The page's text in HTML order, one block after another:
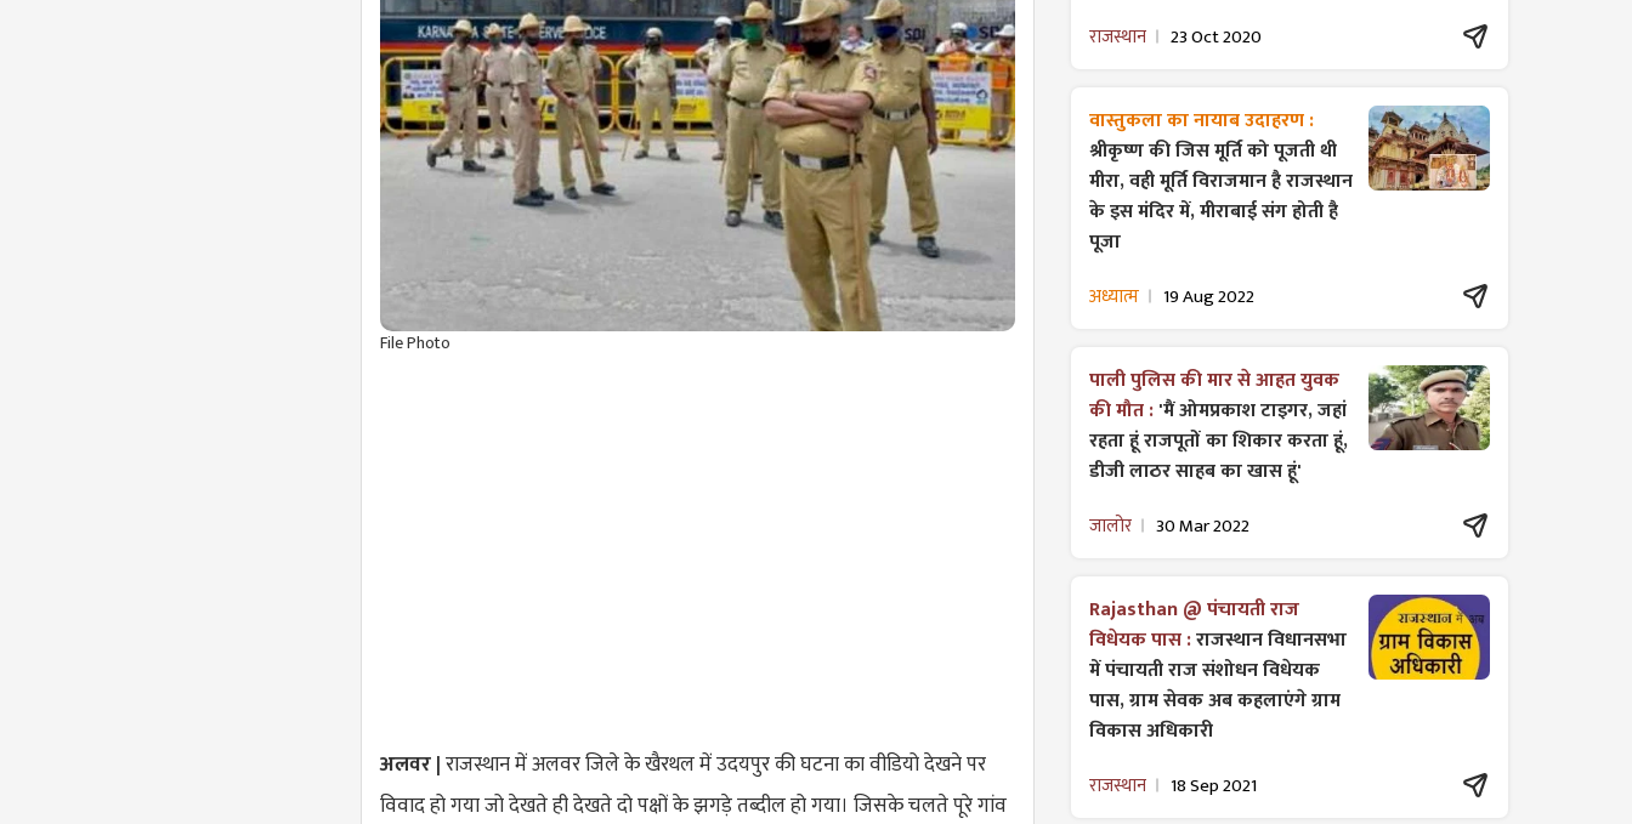
File Photo
अलवर |राजस्थान में अलवर जिले के खैरथल में उदयपुर की घटना का वीडियो देखने पर
विवाद हो गया जो देखते ही देखते दो पक्षों के झगड़े तब्दील हो गया। जिसके चलते पूरे गांव
राजस्थान 23 Oct 2020
वास्तुकला का नायाब उदाहरण :
श्रीकृष्ण की जिस मूर्ति को पूजती थी
मीरा, वही मूर्ति विराजमान है राजस्थान
के इस मंदिर में, मीराबाई संग होती है
पूजा
अध्यात्म 19 Aug 2022
पाली पुलिस की मार से आहत युवक
की मौत :'मैं ओमप्रकाश टाइगर, जहां
रहता हूं राजपूतों का शिकार करता हूं,
डीजी लाठर साहब का खास हूं'
जालोर 30 Mar 2022
Rajasthan @ पंचायती राज
विधेयक पास :राजस्थान विधानसभा
में पंचायती राज ​संशोधन विधेयक
पास, ग्राम सेवक अब कहलाएंगे ग्राम
विकास अधिकारी
राजस्थान 18 Sep 2021